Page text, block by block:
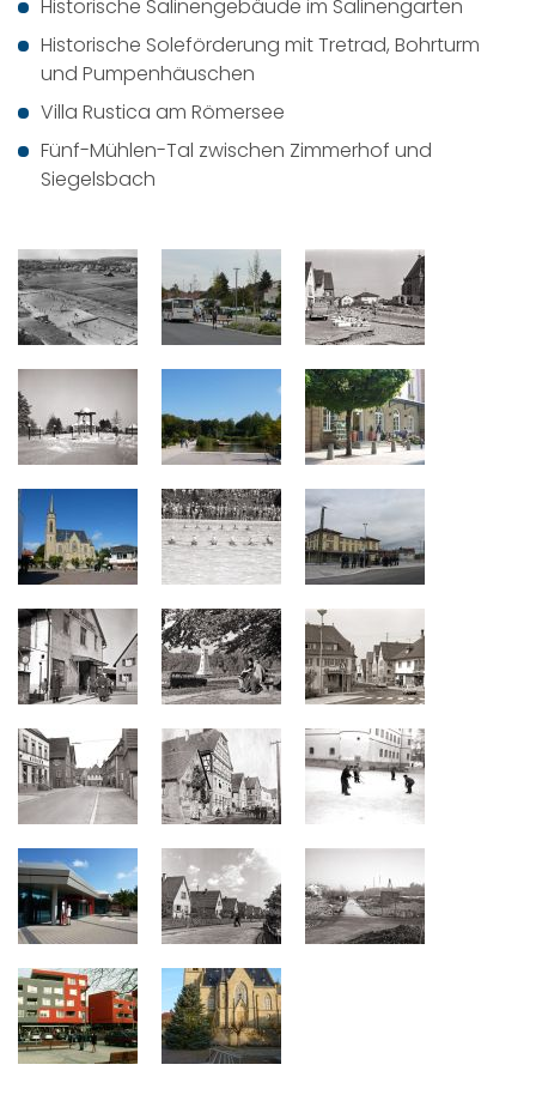
Historische Salinengebäude im Salinengarten
Historische Soleförderung mit Tretrad, Bohrturm
und Pumpenhäuschen
Villa Rustica am Römersee
Fünf-Mühlen-Tal zwischen Zimmerhof und
Siegelsbach